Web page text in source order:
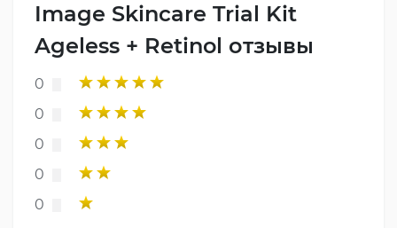
Image Skincare Trial Kit
Ageless + Retinol отзывы
0
0
0
0
0